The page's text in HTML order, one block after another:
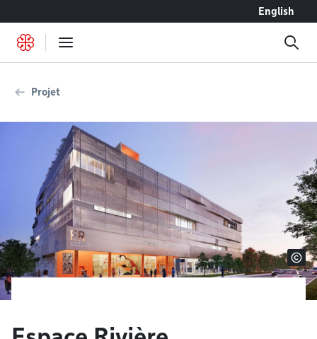
English
Projet